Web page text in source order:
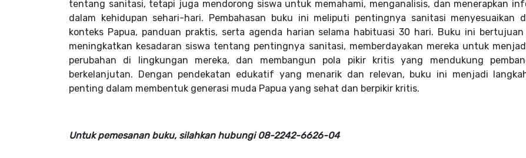
tentang sanitasi, tetapi juga mendorong siswa untuk memahami, menganalisis, dan menerapkan
dalam kehidupan sehari-hari. Pembahasan buku ini meliputi pentingnya sanitasi menyesuaikan
konteks Papua, panduan praktis, serta agenda harian selama habituasi 30 hari. Buku ini
meningkatkan kesadaran siswa tentang pentingnya sanitasi, memberdayakan mereka untuk
perubahan di lingkungan mereka, dan membangun pola pikir kritis yang mendukung
berkelanjutan. Dengan pendekatan edukatif yang menarik dan relevan, buku ini menjadi
penting dalam membentuk generasi muda Papua yang sehat dan berpikir kritis.
Untuk pemesanan buku, silahkan hubungi 08-2242-6626-04